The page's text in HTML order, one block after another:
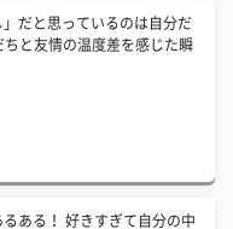
」だと思っているのは自分だ
ちと友情の温度差を感じた瞬
るある！ 好きすぎて自分の中